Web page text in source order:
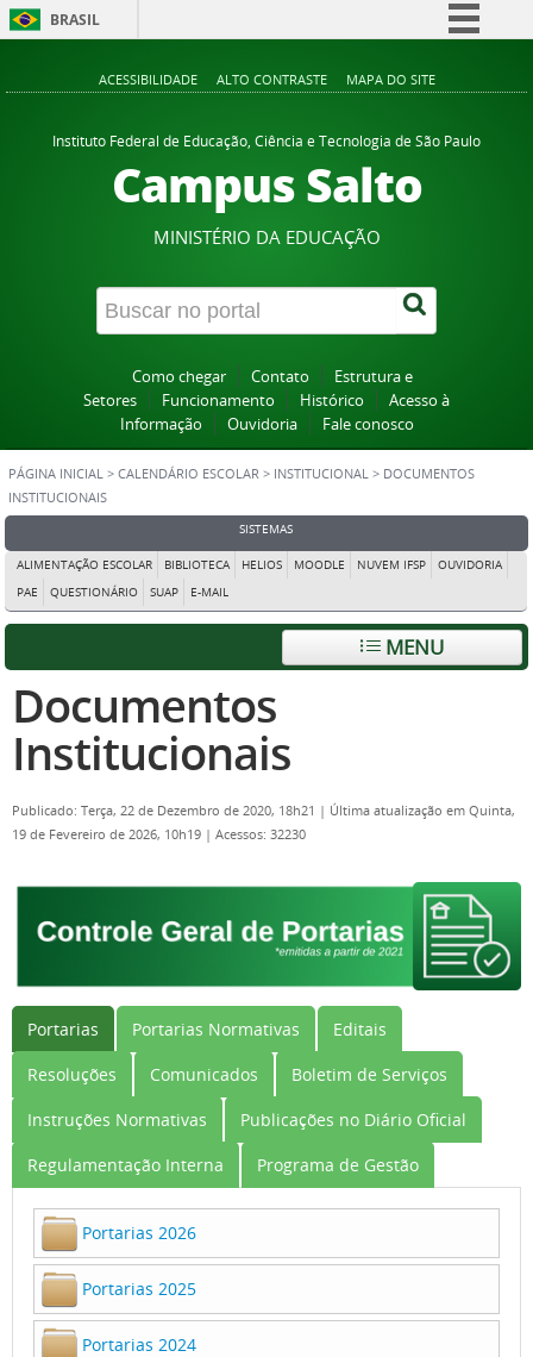
BRASIL
Comunica BR
Participe
Acesso à informação
Canais
ACESSIBILIDADE ALTO CONTRASTE MAPA DO SITE
Instituto Federal de Educação, Ciência e Tecnologia de São Paulo
Campus Salto
MINISTÉRIO DA EDUCAÇÃO
Como chegar Contato
Estrutura e
Setores
Funcionamento Histórico
Acesso à
Informação
Ouvidoria Fale conosco
PÁGINA INICIAL > CALENDÁRIO ESCOLAR > INSTITUCIONAL > DOCUMENTOS
INSTITUCIONAIS
SISTEMAS
ALIMENTAÇÃO ESCOLAR BIBLIOTECA HELIOS MOODLE NUVEM IFSP
OUVIDORIA
PAE
QUESTIONÁRIO SUAP E-MAIL
MENU
Documentos
Institucionais
Publicado: Terça, 22 de Dezembro de 2020, 18h21 | Última atualização em Quinta,
19 de Fevereiro de 2026, 10h19 | Acessos: 32230
Portarias Portarias Normativas
Editais
Resoluções
Comunicados
Boletim de Serviços
Instruções Normativas
Publicações no Diário Oficial
Regulamentação Interna
Programa de Gestão
Portarias 2026
Portarias 2025
Portarias 2024